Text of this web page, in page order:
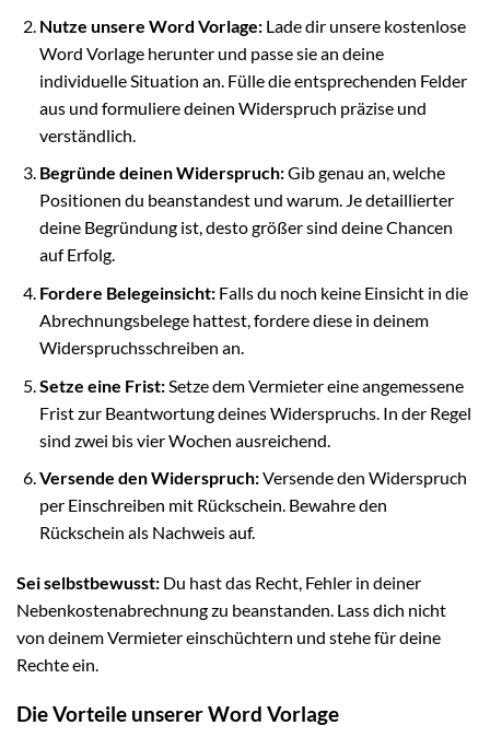
Nutze unsere Word Vorlage:Lade dir unsere kostenlose
Word Vorlage herunter und passe sie an deine
individuelle Situation an. Fülle die entsprechenden Felder
aus und formuliere deinen Widerspruch präzise und
verständlich.
Begründe deinen Widerspruch:Gib genau an, welche
Positionen du beanstandest und warum. Je detaillierter
deine Begründung ist, desto größer sind deine Chancen
auf Erfolg.
Fordere Belegeinsicht:Falls du noch keine Einsicht in die
Abrechnungsbelege hattest, fordere diese in deinem
Widerspruchsschreiben an.
Setze eine Frist:Setze dem Vermieter eine angemessene
Frist zur Beantwortung deines Widerspruchs. In der Regel
sind zwei bis vier Wochen ausreichend.
Versende den Widerspruch:Versende den Widerspruch
per Einschreiben mit Rückschein. Bewahre den
Rückschein als Nachweis auf.
Sei selbstbewusst: Du hast das Recht, Fehler in deiner
Nebenkostenabrechnung zu beanstanden. Lass dich nicht
von deinem Vermieter einschüchtern und stehe für deine
Rechte ein.
Die Vorteile unserer Word Vorlage